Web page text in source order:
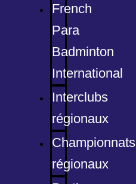
French
Para
Badminton
International
Interclubs
régionaux
Championnats
régionaux